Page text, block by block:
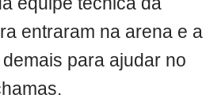
entraram na arena e a
para ajudar no